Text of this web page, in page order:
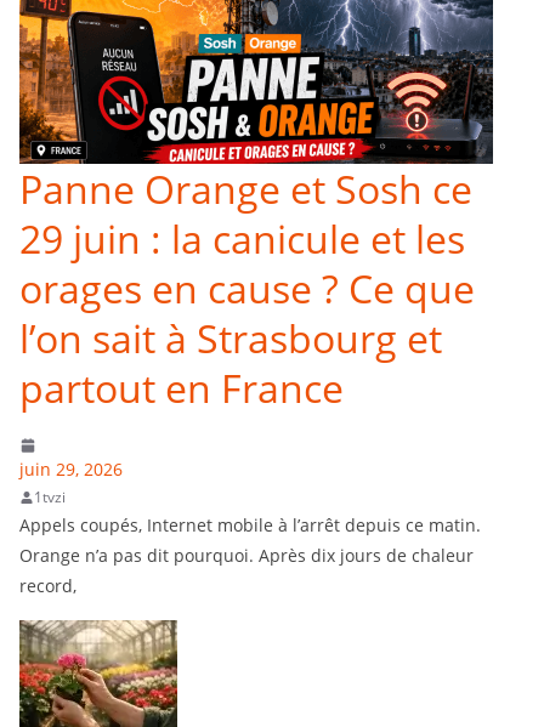
Panne Orange et Sosh ce
29 juin : la canicule et les
orages en cause ? Ce que
l’on sait à Strasbourg et
partout en France
juin 29, 2026
1tvzi
Appels coupés, Internet mobile à l’arrêt depuis ce matin.
Orange n’a pas dit pourquoi. Après dix jours de chaleur
record,